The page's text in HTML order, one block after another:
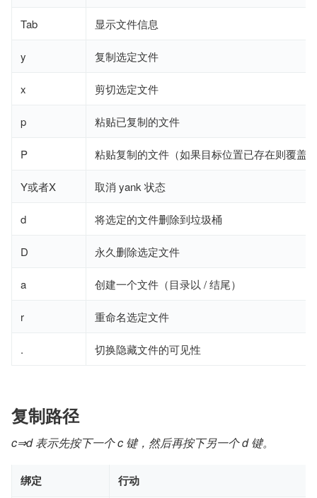
Tab 显示文件信息
y 复制选定文件
x 剪切选定文件
p 粘贴已复制的文件
P 粘贴复制的文件（如果目标位置已存在则覆盖）
Y或者X 取消 yank 状态
d 将选定的文件删除到垃圾桶
D 永久删除选定文件
a 创建一个文件（目录以 / 结尾）
r 重命名选定文件
. 切换隐藏文件的可见性
复制路径
c⇒d 表示先按下一个 c 键，然后再按下另一个 d 键。
绑定 行动